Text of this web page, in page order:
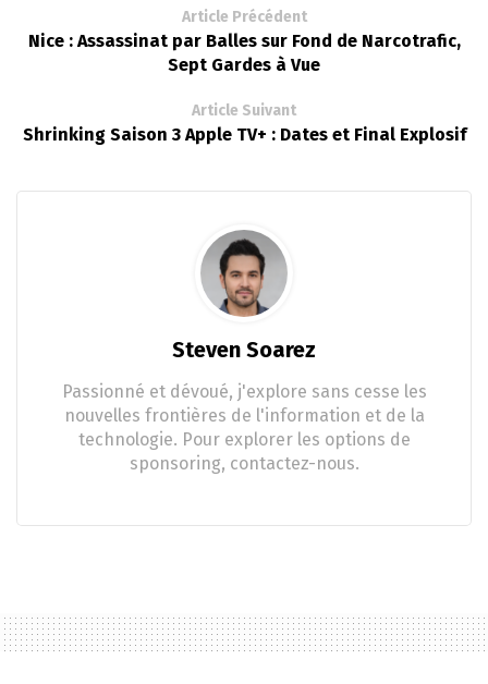
Article Précédent
Nice : Assassinat par Balles sur Fond de Narcotrafic,
Sept Gardes à Vue
Article Suivant
Shrinking Saison 3 Apple TV+ : Dates et Final Explosif
Steven Soarez
Passionné et dévoué, j'explore sans cesse les
nouvelles frontières de l'information et de la
technologie. Pour explorer les options de
sponsoring, contactez-nous.